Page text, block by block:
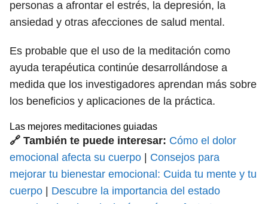
personas a afrontar el estrés, la depresión, la
ansiedad y otras afecciones de salud mental.
Es probable que el uso de la meditación como
ayuda terapéutica continúe desarrollándose a
medida que los investigadores aprendan más sobre
los beneficios y aplicaciones de la práctica.
Las mejores meditaciones guiadas
🔗 También te puede interesar: Cómo el dolor
emocional afecta su cuerpo
Consejos para
mejorar tu bienestar emocional: Cuida tu mente y tu
cuerpo
Descubre la importancia del estado